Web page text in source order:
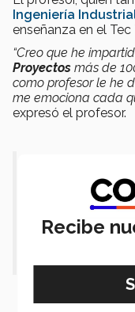
Ingeniería
enseñanza en el Tec
“Creo que he
Proyectos más de
como profesor le he
me emociona cada
expresó el profesor.
“Nadie en
no me
profesor,
Recibe